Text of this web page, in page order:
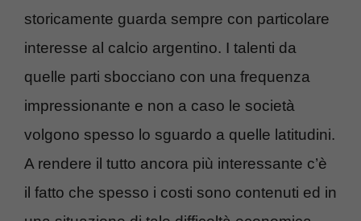
storicamente guarda sempre con particolare
interesse al calcio argentino. I talenti da
quelle parti sbocciano con una frequenza
impressionante e non a caso le società
volgono spesso lo sguardo a quelle latitudini.
A rendere il tutto ancora più interessante c’è
il fatto che spesso i costi sono contenuti ed in